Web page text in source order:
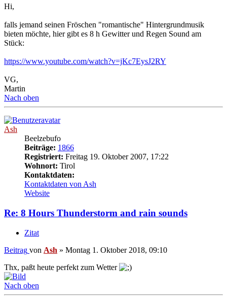
Hi,
falls jemand seinen Fröschen "romantische" Hintergrundmusik
bieten möchte, hier gibt es 8 h Gewitter und Regen Sound am
Stück:
https://www.youtube.com/watch?v=jKc7EysJ2RY
VG,
Martin
Nach oben
Ash
Beelzebufo
Beiträge: 1866
Registriert: Freitag 19. Oktober 2007, 17:22
Wohnort: Tirol
Kontaktdaten:
Kontaktdaten von Ash
Website
Re: 8 Hours Thunderstorm and rain sounds
Zitat
Beitrag von Ash » Montag 1. Oktober 2018, 09:10
Thx, paßt heute perfekt zum Wetter
Nach oben